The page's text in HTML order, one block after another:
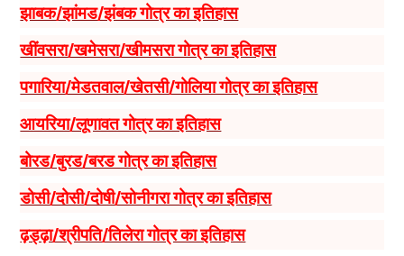
झाबक/झांमड/झंबक गोत्र का इतिहास
खींवसरा/खमेसरा/खीमसरा गोत्र का इतिहास
पगारिया/मेडतवाल/खेतसी/गोलिया गोत्र का इतिहास
आयरिया/लूणावत गोत्र का इतिहास
बोरड/बुरड/बरड गोत्र का इतिहास
डोसी/दोसी/दोषी/सोनीगरा गोत्र का इतिहास
ढ़ड्ढ़ा/श्रीपति/तिलेरा गोत्र का इतिहास